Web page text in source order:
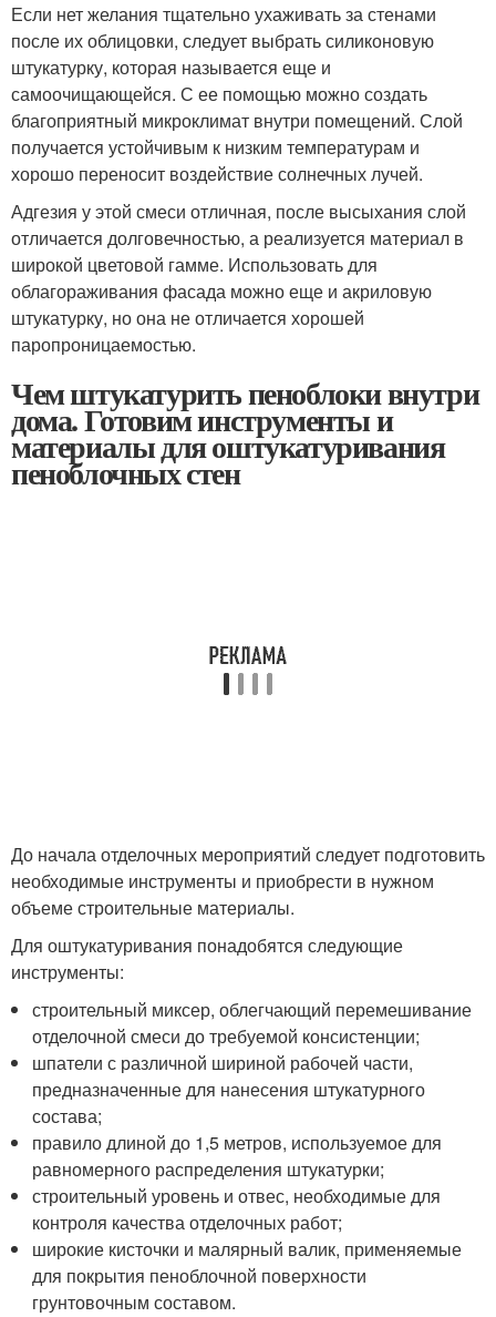
Если нет желания тщательно ухаживать за стенами
после их облицовки, следует выбрать силиконовую
штукатурку, которая называется еще и
самоочищающейся. С ее помощью можно создать
благоприятный микроклимат внутри помещений. Слой
получается устойчивым к низким температурам и
хорошо переносит воздействие солнечных лучей.
Адгезия у этой смеси отличная, после высыхания слой
отличается долговечностью, а реализуется материал в
широкой цветовой гамме. Использовать для
облагораживания фасада можно еще и акриловую
штукатурку, но она не отличается хорошей
паропроницаемостью.
Чем штукатурить пеноблоки внутри
дома. Готовим инструменты и
материалы для оштукатуривания
пеноблочных стен
До начала отделочных мероприятий следует подготовить
необходимые инструменты и приобрести в нужном
объеме строительные материалы.
Для оштукатуривания понадобятся следующие
инструменты:
строительный миксер, облегчающий перемешивание
отделочной смеси до требуемой консистенции;
шпатели с различной шириной рабочей части,
предназначенные для нанесения штукатурного
состава;
правило длиной до 1,5 метров, используемое для
равномерного распределения штукатурки;
строительный уровень и отвес, необходимые для
контроля качества отделочных работ;
широкие кисточки и малярный валик, применяемые
для покрытия пеноблочной поверхности
грунтовочным составом.